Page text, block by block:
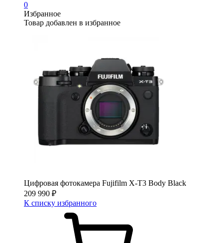
0
Избранное
Товар добавлен в избранное
Цифровая фотокамера Fujifilm X-T3 Body Black
209 990 ₽
К списку избранного